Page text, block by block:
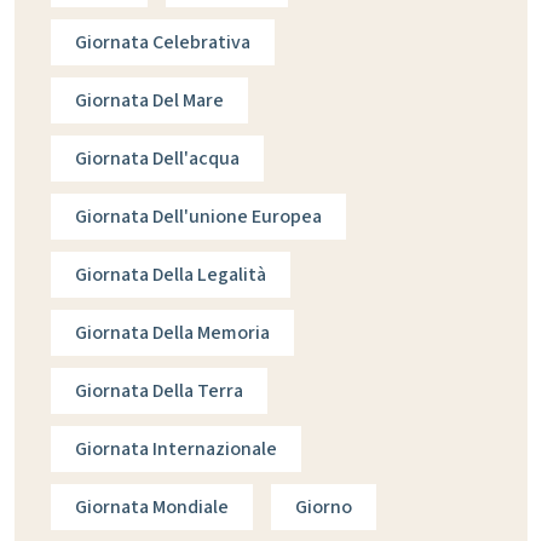
Giornata Celebrativa
Giornata Del Mare
Giornata Dell'acqua
Giornata Dell'unione Europea
Giornata Della Legalità
Giornata Della Memoria
Giornata Della Terra
Giornata Internazionale
Giornata Mondiale Giorno